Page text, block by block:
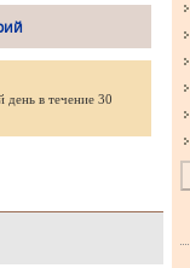
в течение 30